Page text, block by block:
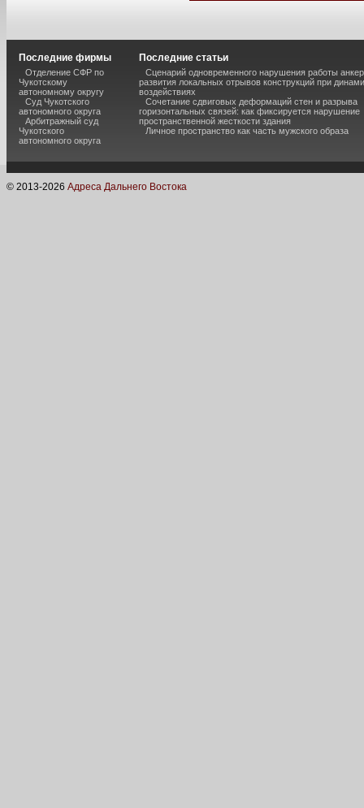
Последние фирмы
Отделение СФР по
Чукотскому
автономному округу
Суд Чукотского
автономного округа
Арбитражный суд
Чукотского
автономного округа
Последние статьи
Сценарий одновременного нарушения работы
развития локальных отрывов конструкций при
воздействиях
Сочетание сдвиговых деформаций стен и разрыва
горизонтальных связей: как фиксируется нарушение
пространственной жесткости здания
Личное пространство как часть мужского образа
© 2013-2026 Адреса Дальнего Востока